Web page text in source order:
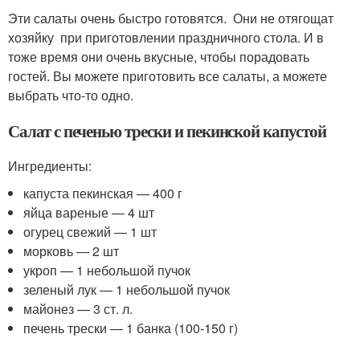
Эти салаты очень быстро готовятся. Они не отягощат
хозяйку при приготовлении праздничного стола. И в
тоже время они очень вкусные, чтобы порадовать
гостей. Вы можете приготовить все салаты, а можете
выбрать что-то одно.
Салат с печенью трески и пекинской капустой
Ингредиенты:
капуста пекинская — 400 г
яйца вареные — 4 шт
огурец свежий — 1 шт
морковь — 2 шт
укроп — 1 небольшой пучок
зеленый лук — 1 небольшой пучок
майонез — 3 ст. л.
печень трески — 1 банка (100-150 г)